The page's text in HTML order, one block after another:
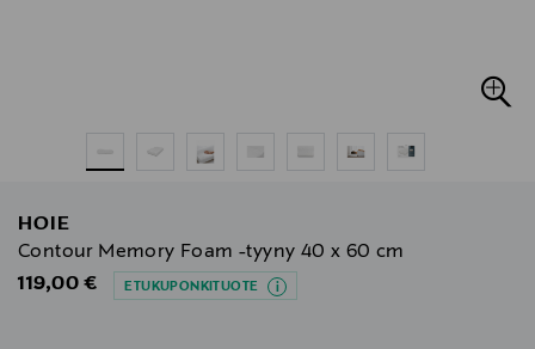
HOIE
Contour Memory Foam -tyyny 40 x 60 cm
Original Price
119,00 € ETUKUPONKITUOTE